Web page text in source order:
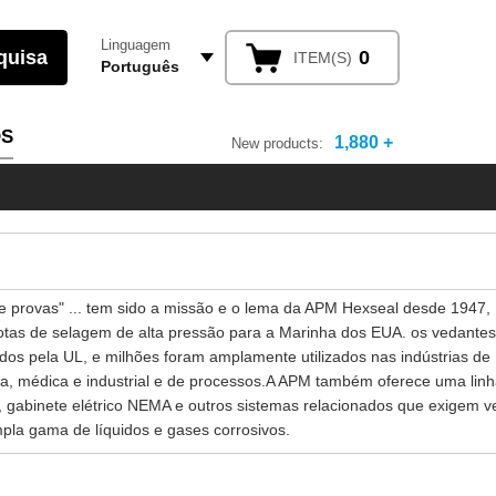
Linguagem
Português ITEM(S) 0
New products: 1,880 +
... tem sido a missão e o lema da APM Hexseal desde 1947,
de selagem de alta pressão para a Marinha dos EUA. os
pela UL, e milhões foram amplamente utilizados nas indústrias de
médica e industrial e de processos.A APM também oferece uma
elétrico NEMA e outros sistemas relacionados que exigem
gama de líquidos e gases corrosivos.